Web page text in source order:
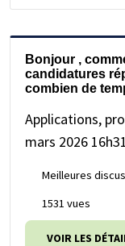
Bonjour ,
candidatures
combien de
Applications,
mars 2026 16h31
Meilleures
1531 vues
VOIR LES